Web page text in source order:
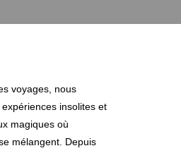
voyages, nous
insolites et
magiques où
mélangent. Depuis